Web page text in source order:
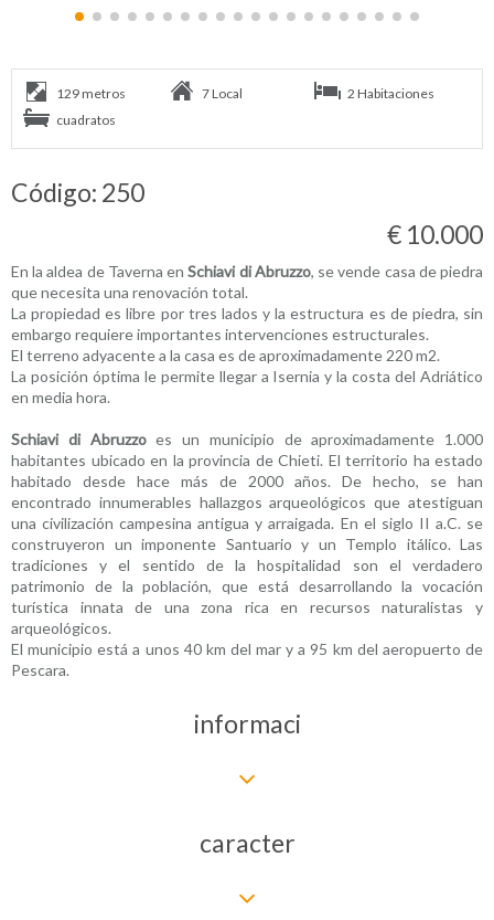
129 metros
cuadratos
7 Local 2 Habitaciones
Código: 250
€ 10.000
En la aldea de Taverna enSchiavi di Abruzzo, se vende casa de piedra
que necesita una renovación total.
La propiedad es libre por tres lados y la estructura es de piedra, sin
embargo requiere importantes intervenciones estructurales.
El terreno adyacente a la casa es de aproximadamente 220 m2.
La posición óptima le permite llegar a Isernia y la costa del Adriático
en media hora.
Schiavi di Abruzzoes un municipio de aproximadamente 1.000
habitantes ubicado en la provincia de Chieti. El territorio ha estado
habitado desde hace más de 2000 años. De hecho, se han
encontrado innumerables hallazgos arqueológicos que atestiguan
una civilización campesina antigua y arraigada. En el siglo II a.C. se
construyeron un imponente Santuario y un Templo itálico. Las
tradiciones y el sentido de la hospitalidad son el verdadero
patrimonio de la población, que está desarrollando la vocación
turística innata de una zona rica en recursos naturalistas y
arqueológicos.
El municipio está a unos 40 km del mar y a 95 km del aeropuerto de
Pescara.
informaci
caracter